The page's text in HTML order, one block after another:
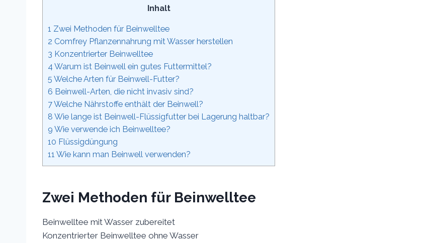
Inhalt
1 Zwei Methoden für Beinwelltee
2 Comfrey Pflanzennahrung mit Wasser herstellen
3 Konzentrierter Beinwelltee
4 Warum ist Beinwell ein gutes Futtermittel?
5 Welche Arten für Beinwell-Futter?
6 Beinwell-Arten, die nicht invasiv sind?
7Welche Nährstoffe enthält der Beinwell?
8 Wie lange ist Beinwell-Flüssigfutter bei Lagerung haltbar?
9 Wie verwende ich Beinwelltee?
10 Flüssigdüngung
11 Wie kann man Beinwell verwenden?
Zwei Methoden für Beinwelltee
Beinwelltee mit Wasser zubereitet
Konzentrierter Beinwelltee ohne Wasser